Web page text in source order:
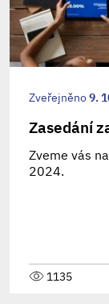
Zveřejněno9.
Zasedání
Zveme vás
2024.
1135